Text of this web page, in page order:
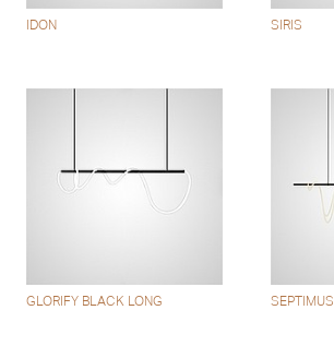
IDON SIRIS
GLORIFY BLACK LONG SEPTIMUS